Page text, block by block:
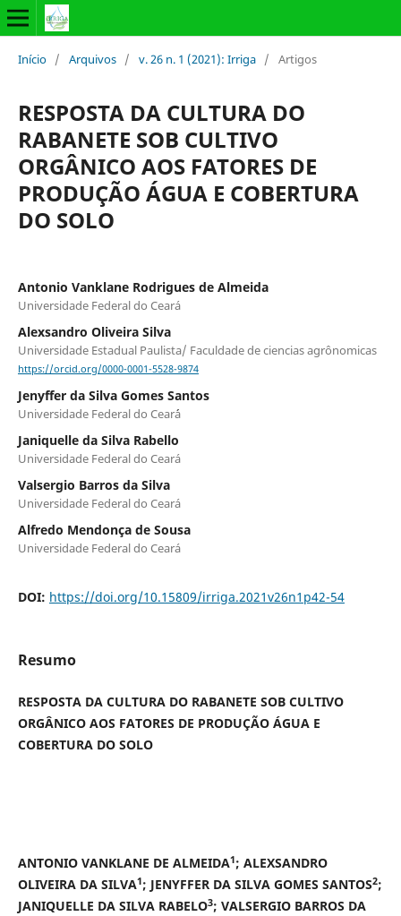
Início / Arquivos / v. 26 n. 1 (2021): Irriga / Artigos
RESPOSTA DA CULTURA DO
RABANETE SOB CULTIVO
ORGÂNICO AOS FATORES DE
PRODUÇÃO ÁGUA E COBERTURA
DO SOLO
Antonio Vanklane Rodrigues de Almeida
Universidade Federal do Ceará
Alexsandro Oliveira Silva
Universidade Estadual Paulista/ Faculdade de ciencias agrônomicas
https://orcid.org/0000-0001-5528-9874
Jenyffer da Silva Gomes Santos
Universidade Federal do Cear´´a
Janiquelle da Silva Rabello
Universidade Federal do Ceará
Valsergio Barros da Silva
Universidade Federal do Ceará
Alfredo Mendonça de Sousa
Universidade Federal do Ceará
DOI: https://doi.org/10.15809/irriga.2021v26n1p42-54
Resumo
RESPOSTA DA CULTURA DO RABANETE SOB CULTIVO
ORGÂNICO AOS FATORES DE PRODUÇÃO ÁGUA E
COBERTURA DO SOLO
ANTONIO VANKLANE DE ALMEIDA1; ALEXSANDRO
OLIVEIRA DA SILVA1; JENYFFER DA SILVA GOMES SANTOS2;
JANIQUELLE DA SILVA RABELO3; VALSERGIO BARROS DA